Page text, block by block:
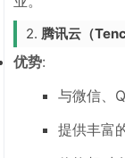
2. 腾讯云（
优势:
与微信、
提供丰富